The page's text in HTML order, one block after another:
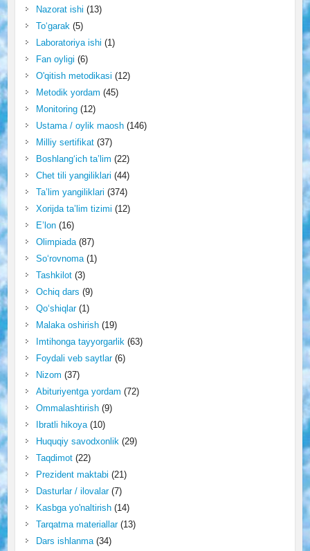
Nazorat ishi (13)
To‘garak (5)
Laboratoriya ishi (1)
Fan oyligi (6)
O'qitish metodikasi (12)
Metodik yordam (45)
Monitoring(12)
Ustama / oylik maosh(146)
Milliy sertifikat(37)
Boshlang‘ich ta’lim (22)
Chet tili yangiliklari (44)
Ta’lim yangiliklari (374)
Xorijda ta’lim tizimi (12)
E’lon(16)
Olimpiada(87)
So‘rovnoma(1)
Tashkilot(3)
Ochiq dars (9)
Qo‘shiqlar(1)
Malaka oshirish(19)
Imtihonga tayyorgarlik (63)
Foydali veb saytlar(6)
Nizom (37)
Abituriyentga yordam (72)
Ommalashtirish(9)
Ibratli hikoya(10)
Huquqiy savodxonlik (29)
Taqdimot(22)
Prezident maktabi (21)
Dasturlar / ilovalar(7)
Kasbga yo'naltirish(14)
Tarqatma materiallar(13)
Dars ishlanma(34)